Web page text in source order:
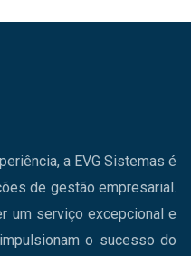
a EVG Sistemas é
de gestão empresarial.
um serviço excepcional e
o sucesso do